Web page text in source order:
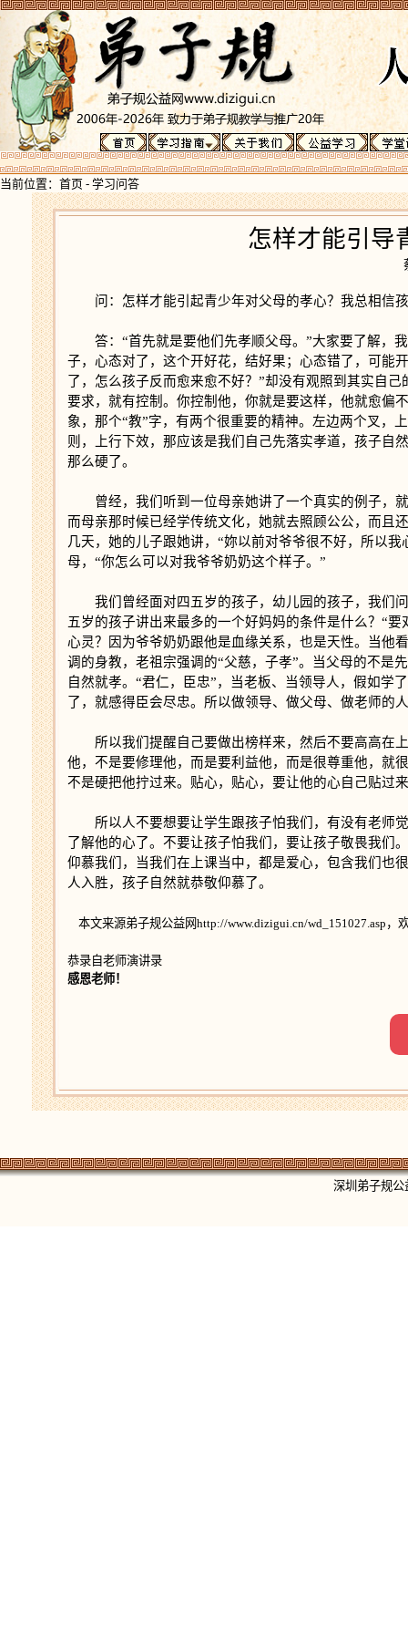
当前位置： 首页 - 学习问答
怎样才能引导
问：怎样才能引起青少年对父母的孝心？我总相信
答：“首先就是要他们先孝顺父母。”大家要了解，
子，心态对了，这个开好花，结好果；心态错了，可能
了，怎么孩子反而愈来愈不好？”却没有观照到其实自
要求，就有控制。你控制他，你就是要这样，他就愈偏
象，那个“教”字，有两个很重要的精神。左边两个叉，
则，上行下效，那应该是我们自己先落实孝道，孩子自
那么硬了。
曾经，我们听到一位母亲她讲了一个真实的例子，
而母亲那时候已经学传统文化，她就去照顾公公，而且
几天，她的儿子跟她讲，“妳以前对爷爷很不好，所以
母，“你怎么可以对我爷爷奶奶这个样子。”
我们曾经面对四五岁的孩子，幼儿园的孩子，我们
五岁的孩子讲出来最多的一个好妈妈的条件是什么？“
心灵？因为爷爷奶奶跟他是血缘关系，也是天性。当他
调的身教，老祖宗强调的“父慈，子孝”。当父母的不是
自然就孝。“君仁，臣忠”，当老板、当领导人，假如学
了，就感得臣会尽忠。所以做领导、做父母、做老师的
所以我们提醒自己要做出榜样来，然后不要高高在
他，不是要修理他，而是要利益他，而是很尊重他，就
不是硬把他拧过来。贴心，贴心，要让他的心自己贴过
所以人不要想要让学生跟孩子怕我们，有没有老师
了解他的心了。不要让孩子怕我们，要让孩子敬畏我
仰慕我们，当我们在上课当中，都是爱心，包含我们也
人入胜，孩子自然就恭敬仰慕了。
本文来源弟子规公益网http://www.dizigui.cn/wd_151027.asp，
恭录自老师演讲录
感恩老师！
深圳弟子规